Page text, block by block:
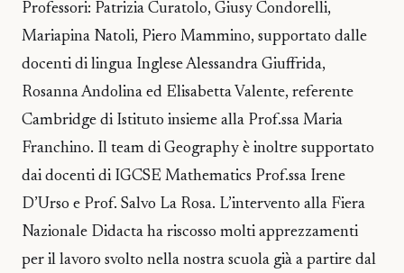
Professori: Patrizia Curatolo, Giusy Condorelli,
Mariapina Natoli, Piero Mammino, supportato dalle
docenti di lingua Inglese Alessandra Giuffrida,
Rosanna Andolina ed Elisabetta Valente, referente
Cambridge di Istituto insieme alla Prof.ssa Maria
Franchino. Il team di Geography è inoltre supportato
dai docenti di IGCSE Mathematics Prof.ssa Irene
D’Urso e Prof. Salvo La Rosa. L’intervento alla Fiera
Nazionale Didacta ha riscosso molti apprezzamenti
per il lavoro svolto nella nostra scuola già a partire dal